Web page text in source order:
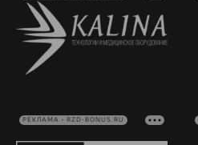
РЕКЛАМА • RZD-BONUS.RU